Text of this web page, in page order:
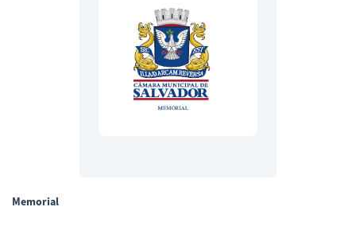
Memorial